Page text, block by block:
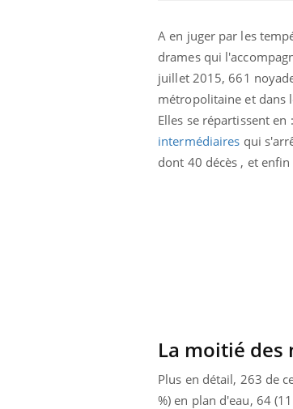
A en juger par les
drames qui
juillet 2015, 661
métropolitaine et dans
Elles se répartissent
intermédiaires qui
dont 40 décès , et
La moitié des
Plus en détail, 263 de
%) en plan d'eau, 64
Pourquoi votre
gâche-t-il les
jours de vos